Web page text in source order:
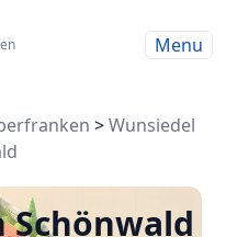
Menu
>Wunsiedel